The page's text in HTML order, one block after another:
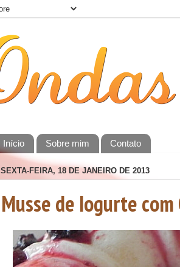
Início Sobre mim Contato
SEXTA-FEIRA, 18 DE JANEIRO DE 2013
Musse de Iogurte